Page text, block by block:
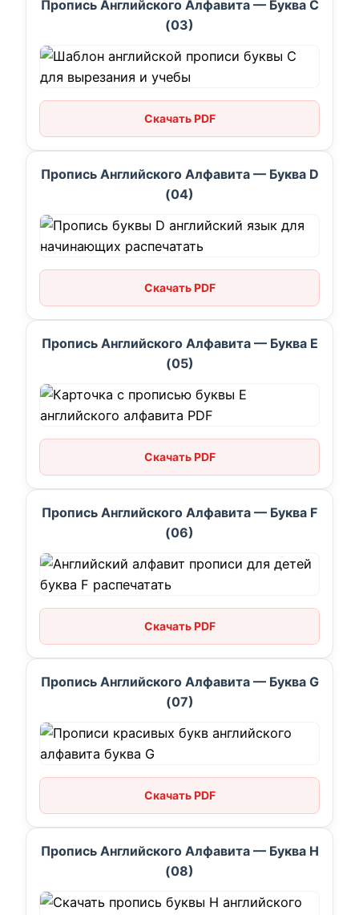
Пропись Английского Алфавита — Буква C
(03)
Скачать PDF
Пропись Английского Алфавита — Буква D
(04)
Скачать PDF
Пропись Английского Алфавита — Буква E
(05)
Скачать PDF
Пропись Английского Алфавита — Буква F
(06)
Скачать PDF
Пропись Английского Алфавита — Буква G
(07)
Скачать PDF
Пропись Английского Алфавита — Буква H
(08)